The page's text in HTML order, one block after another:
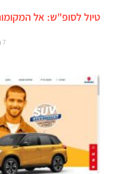
טיול לסופ"ש: אל
7 באוגוסט 2026